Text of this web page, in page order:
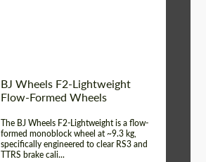
BJ Wheels F2-Lightweight
Flow-Formed Wheels
The BJ Wheels F2-Lightweight is a flow-
formed monoblock wheel at ~9.3 kg,
specifically engineered to clear RS3 and
TTRS brake cali...